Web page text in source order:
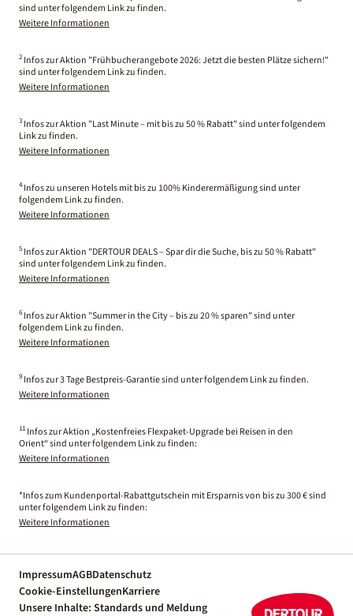
sind unter folgendem Link zu finden.
Weitere Informationen
2 Infos zur Aktion "Frühbucherangebote 2026: Jetzt die besten Plätze sichern!"
sind unter folgendem Link zu finden.
Weitere Informationen
3 Infos zur Aktion "Last Minute – mit bis zu 50 % Rabatt" sind unter folgendem
Link zu finden.
Weitere Informationen
4 Infos zu unseren Hotels mit bis zu 100% Kinderermäßigung sind unter
folgendem Link zu finden.
Weitere Informationen
5 Infos zur Aktion "DERTOUR DEALS – Spar dir die Suche, bis zu 50 % Rabatt"
sind unter folgendem Link zu finden.
Weitere Informationen
6 Infos zur Aktion "Summer in the City – bis zu 20 % sparen" sind unter
folgendem Link zu finden.
Weitere Informationen
9 Infos zur 3 Tage Bestpreis-Garantie sind unter folgendem Link zu finden.
Weitere Informationen
11 Infos zur Aktion „Kostenfreies Flexpaket-Upgrade bei Reisen in den
Orient“ sind unter folgendem Link zu finden:
Weitere Informationen
*Infos zum Kundenportal-Rabattgutschein mit Ersparnis von bis zu 300 € sind
unter folgendem Link zu finden:
Weitere Informationen
ImpressumAGBDatenschutz
Cookie-EinstellungenKarriere
Unsere Inhalte: Standards und Meldung